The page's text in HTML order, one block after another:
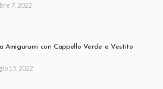
7, 2022
Amigurumi con Cappello Verde e Vestito
15, 2022